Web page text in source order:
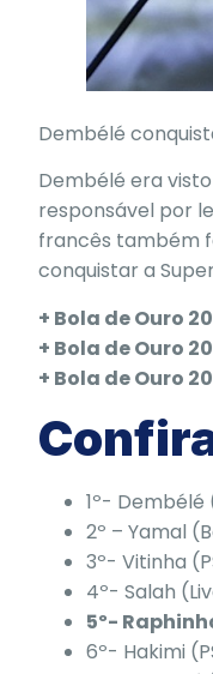
Dembélé
Dembélé era
responsável por
francês também
conquistar a
+ Bola de Ouro
+ Bola de Ouro
+ Bola de Ouro
1º- Dembélé
2º – Yamal
3º- Vitinha
4º- Salah
5º-
6º- Hakimi